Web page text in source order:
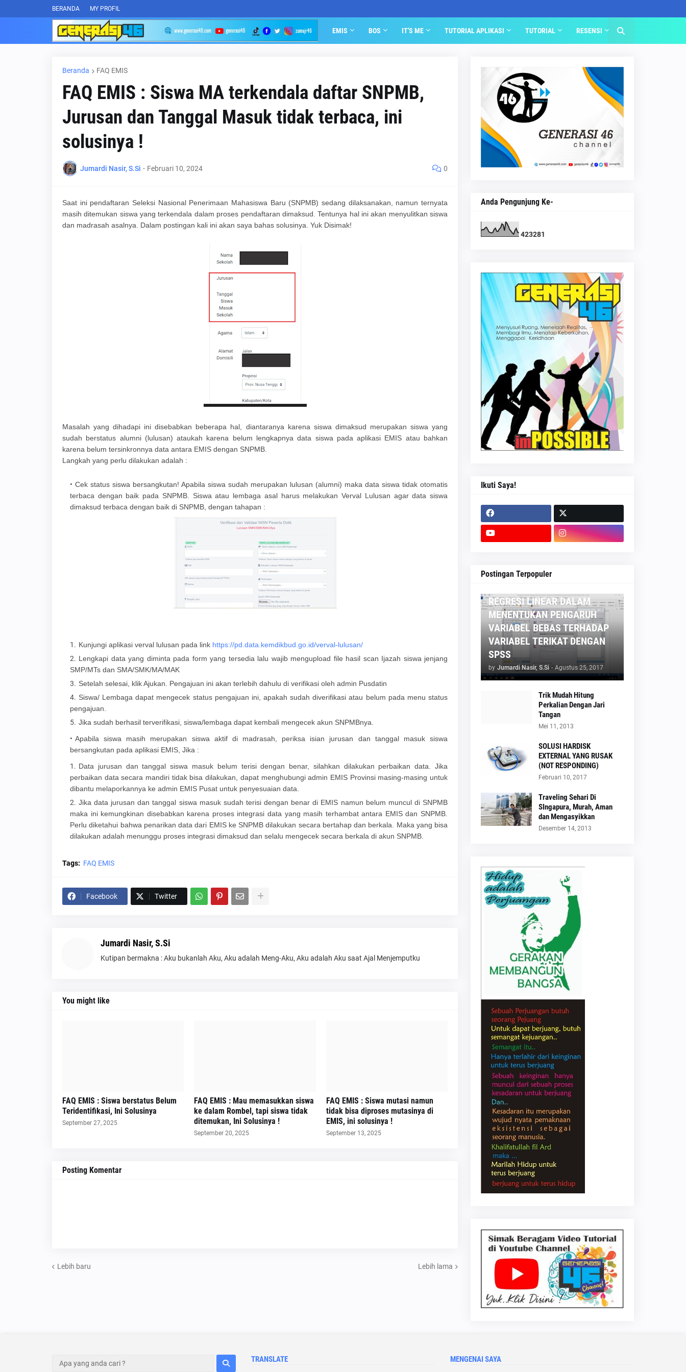
BERANDA MY PROFIL
EMIS BOS IT'S ME TUTORIAL APLIKASI TUTORIAL RESENSI
Beranda FAQ EMIS
FAQ EMIS : Siswa MA terkendala daftar SNPMB,
Jurusan dan Tanggal Masuk tidak terbaca, ini
solusinya !
Jumardi Nasir, S.Si - Februari 10, 2024 0
Saat ini pendaftaran Seleksi Nasional Penerimaan Mahasiswa Baru (SNPMB) sedang dilaksanakan, namun ternyata
masih ditemukan siswa yang terkendala dalam proses pendaftaran dimaksud. Tentunya hal ini akan menyulitkan siswa
dan madrasah asalnya. Dalam postingan kali ini akan saya bahas solusinya. Yuk Disimak!
Masalah yang dihadapi ini disebabkan beberapa hal, diantaranya karena siswa dimaksud merupakan siswa yang
sudah berstatus alumni (lulusan) ataukah karena belum lengkapnya data siswa pada aplikasi EMIS atau bahkan
karena belum tersinkronnya data antara EMIS dengan SNPMB.
Langkah yang perlu dilakukan adalah :
Cek status siswa bersangkutan! Apabila siswa sudah merupakan lulusan (alumni) maka data siswa tidak otomatis
terbaca dengan baik pada SNPMB. Siswa atau lembaga asal harus melakukan Verval Lulusan agar data siswa
dimaksud terbaca dengan baik di SNPMB, dengan tahapan :
Kunjungi aplikasi verval lulusan pada link https://pd.data.kemdikbud.go.id/verval-lulusan/
Lengkapi data yang diminta pada form yang tersedia lalu wajib mengupload file hasil scan Ijazah siswa jenjang
SMP/MTs dan SMA/SMK/MA/MAK
Setelah selesai, klik Ajukan. Pengajuan ini akan terlebih dahulu di verifikasi oleh admin Pusdatin
Siswa/ Lembaga dapat mengecek status pengajuan ini, apakah sudah diverifikasi atau belum pada menu status
pengajuan.
Jika sudah berhasil terverifikasi, siswa/lembaga dapat kembali mengecek akun SNPMBnya.
Apabila siswa masih merupakan siswa aktif di madrasah, periksa isian jurusan dan tanggal masuk siswa
bersangkutan pada aplikasi EMIS, Jika :
Data jurusan dan tanggal siswa masuk belum terisi dengan benar, silahkan dilakukan perbaikan data. Jika
perbaikan data secara mandiri tidak bisa dilakukan, dapat menghubungi admin EMIS Provinsi masing-masing untuk
dibantu melaporkannya ke admin EMIS Pusat untuk penyesuaian data.
Jika data jurusan dan tanggal siswa masuk sudah terisi dengan benar di EMIS namun belum muncul di SNPMB
maka ini kemungkinan disebabkan karena proses integrasi data yang masih terhambat antara EMIS dan SNPMB.
Perlu diketahui bahwa penarikan data dari EMIS ke SNPMB dilakukan secara bertahap dan berkala. Maka yang bisa
dilakukan adalah menunggu proses integrasi dimaksud dan selalu mengecek secara berkala di akun SNPMB.
Tags: FAQ EMIS
Facebook Twitter
Jumardi Nasir, S.Si
Kutipan bermakna : Aku bukanlah Aku, Aku adalah Meng-Aku, Aku adalah Aku saat Ajal Menjemputku
You might like
FAQ EMIS : Siswa berstatus Belum
Teridentifikasi, Ini Solusinya
September 27, 2025
FAQ EMIS : Mau memasukkan siswa
ke dalam Rombel, tapi siswa tidak
ditemukan, Ini Solusinya !
September 20, 2025
FAQ EMIS : Siswa mutasi namun
tidak bisa diproses mutasinya di
EMIS, ini solusinya !
September 13, 2025
Posting Komentar
Lebih baru Lebih lama
Anda Pengunjung Ke-
423281
Ikuti Saya!
Postingan Terpopuler
STATISTIKA
REGRESI LINEAR DALAM
MENENTUKAN PENGARUH
VARIABEL BEBAS TERHADAP
VARIABEL TERIKAT DENGAN
SPSS
by Jumardi Nasir, S.Si - Agustus 25, 2017
Trik Mudah Hitung
Perkalian Dengan Jari
Tangan
Mei 11, 2013
SOLUSI HARDISK
EXTERNAL YANG RUSAK
(NOT RESPONDING)
Februari 10, 2017
Traveling Sehari Di
SIngapura, Murah, Aman
dan Mengasyikkan
Desember 14, 2013
TRANSLATE MENGENAI SAYA